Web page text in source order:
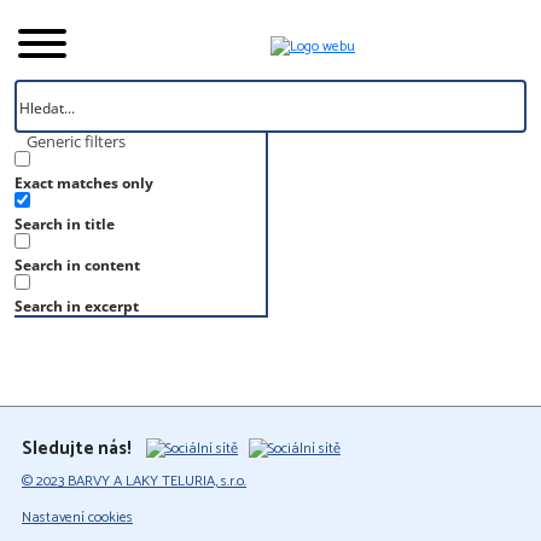
Generic filters
Exact matches only
Search in title
Search in content
Search in excerpt
Úvod
Vzorník
S 6005-Y80R
S 6005-Y80R
Sledujte nás!
© 2023 BARVY A LAKY TELURIA, s.r.o.
Nastavení cookies